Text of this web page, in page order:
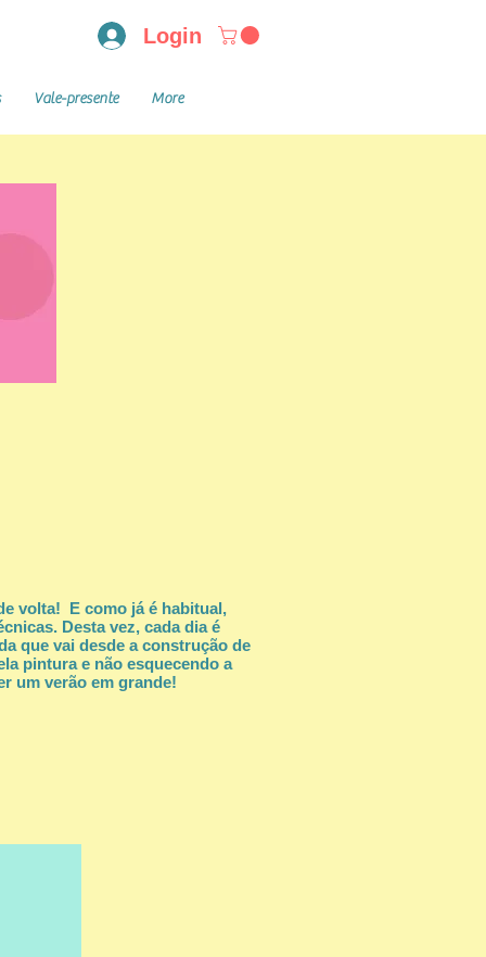
Login
Vale-presente More
volta!
​E como já é habitual,
Desta vez, cada dia é
que vai desde a construção de
pintura e não esquecendo a
um verão em grande!